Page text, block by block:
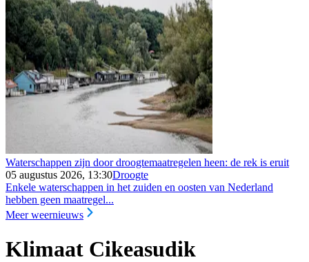
Waterschappen zijn door droogtemaatregelen heen: de rek is eruit
05 augustus 2026, 13:30Droogte
Enkele waterschappen in het zuiden en oosten van Nederland
hebben geen maatregel...
Meer weernieuws
Klimaat Cikeasudik